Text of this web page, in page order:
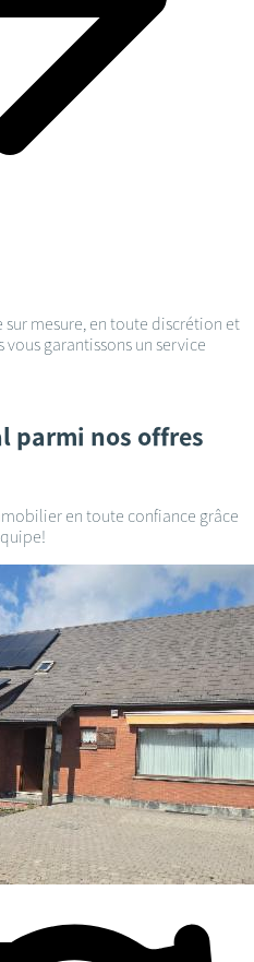
sur mesure, en toute discrétion et
vous garantissons un service
parmi nos offres
en toute confiance grâce